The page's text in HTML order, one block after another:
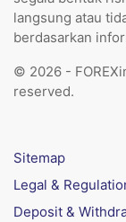
langsung atau
berdasarkan
© 2026 -
reserved.
Sitemap
Legal &
Deposit &